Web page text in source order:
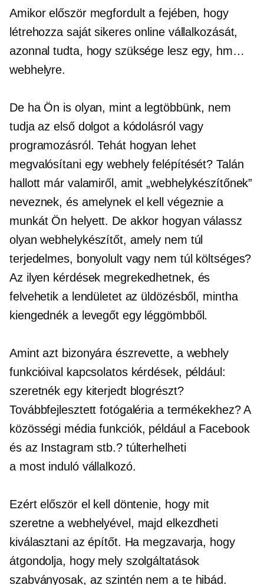
Amikor először megfordult a fejében, hogy
létrehozza saját sikeres online vállalkozását,
azonnal tudta, hogy szüksége lesz egy, hm…
webhelyre.
De ha Ön is olyan, mint a legtöbbünk, nem
tudja az első dolgot a kódolásról vagy
programozásról. Tehát hogyan lehet
megvalósítani egy webhely felépítését? Talán
hallott már valamiről, amit „webhelykészítőnek”
neveznek, és amelynek el kell végeznie a
munkát Ön helyett. De akkor hogyan válassz
olyan webhelykészítőt, amely nem túl
terjedelmes, bonyolult vagy nem túl költséges?
Az ilyen kérdések megrekedhetnek, és
felvehetik a lendületet az üldözésből, mintha
kiengednék a levegőt egy léggömbből.
Amint azt bizonyára észrevette, a webhely
funkcióival kapcsolatos kérdések, például:
szeretnék egy kiterjedt blogrészt?
Továbbfejlesztett fotógaléria a termékekhez? A
közösségi média funkciók, például a Facebook
és az Instagram stb.? túlterhelheti
a most indulóvállalkozó.
Ezért először el kell döntenie, hogy mit
szeretne a webhelyével, majd elkezdheti
kiválasztani az építőt. Ha megzavarja, hogy
átgondolja, hogy mely szolgáltatások
szabványosak, az szintén nem a te hibád.